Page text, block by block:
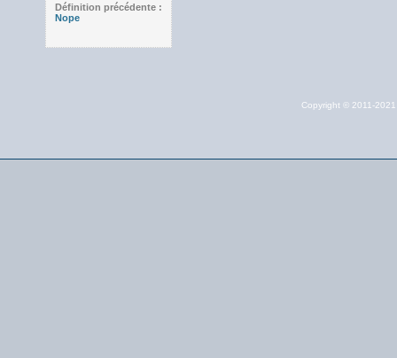
Définition précédente :
Nope
Copyright © 2011-